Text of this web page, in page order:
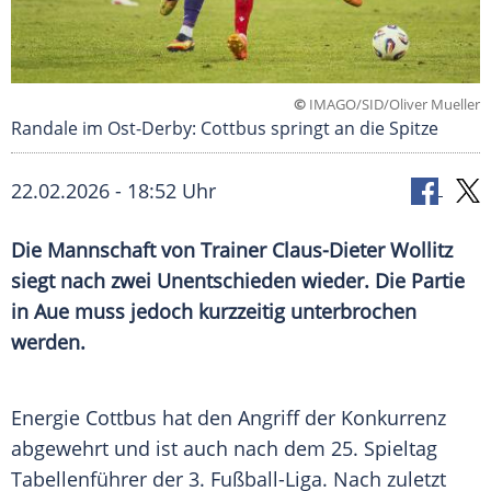
© IMAGO/SID/Oliver Mueller
Randale im Ost-Derby: Cottbus springt an die Spitze
22.02.2026 - 18:52 Uhr
Die Mannschaft von Trainer Claus-Dieter Wollitz
siegt nach zwei Unentschieden wieder. Die Partie
in Aue muss jedoch kurzzeitig unterbrochen
werden.
Energie Cottbus hat den Angriff der Konkurrenz
abgewehrt und ist auch nach dem 25. Spieltag
Tabellenführer der 3. Fußball-Liga. Nach zuletzt